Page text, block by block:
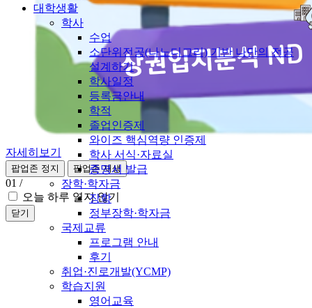
자세히보기
팝업존 정지 팝업존 재생
01 /
오늘 하루 열지 않기
닫기
대학생활
학사
수업
소단위전공(나노디그리) 기반 나만의 전공
설계하기
학사일정
등록금안내
학적
졸업인증제
와이즈 핵심역량 인증제
학사 서식·자료실
증명서 발급
장학·학자금
장학
정부장학·학자금
국제교류
프로그램 안내
후기
취업·진로개발(YCMP)
학습지원
영어교육